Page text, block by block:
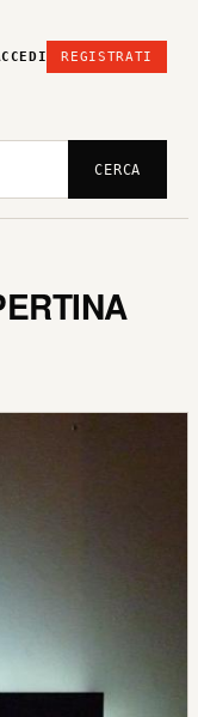
REGISTRATI
CERCA